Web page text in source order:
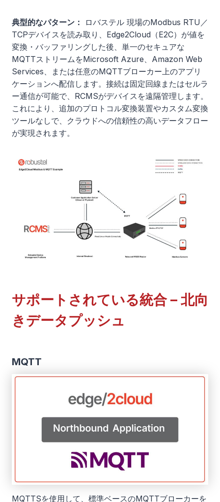
典型的なパターン：
ロバステル 現場のModbus RTU／
TCPデバイスを読み取り、Edge2Cloud（E2C）が値を
変換・バッファリングした後、単一のセキュアな
MQTTストリームをMicrosoft Azure、Amazon Web
Services、または任意のMQTTブローカー上のアプリ
ケーションへ配信します。接続は固定回線またはセルラ
ー通信が可能で、RCMSがデバイスを遠隔管理します。
これにより、追加のプロトコル変換装置やカスタム変換
ツールなしで、クラウドへの信頼性の高いデータフロー
が実現されます。
サポートされている統合 – 北向
きデータプッシュ
MQTT
MQTTSを使用して、標準ベースのMQTTブローカーを